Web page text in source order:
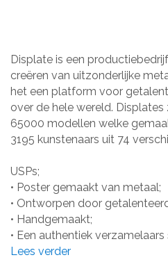
Displate is een
creëren van uitzonderlijke
het een platform voor
over de hele wereld. Displates
65000 modellen welke
3195 kunstenaars uit 74
USPs;
• Poster gemaakt van metaal;
• Ontworpen door
• Handgemaakt;
• Een authentiek verzamelaars
Lees verder